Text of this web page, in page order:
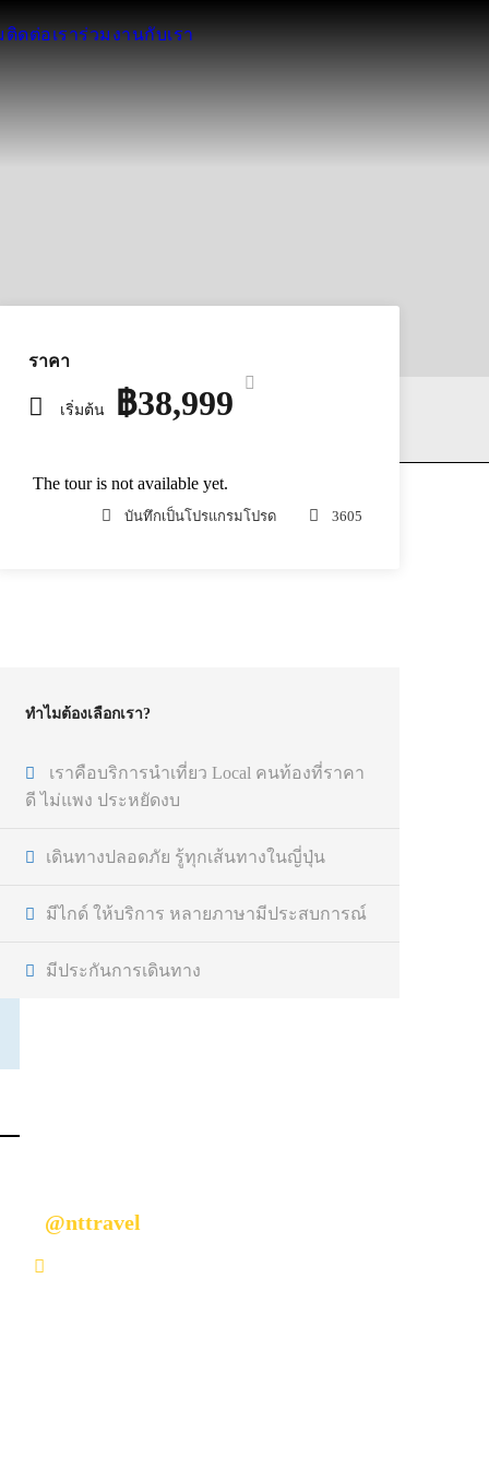
ติดต่อเราร่วมงานกับเรา
ราคา
เริ่มต้น ฿38,999
The tour is not available yet.
บันทึกเป็นโปรแกรมโปรด 3605
ทำไมต้องเลือกเรา?
เราคือบริการนำเที่ยว Local คนท้องที่ราคา
ดี ไม่แพง ประหยัดงบ
เดินทางปลอดภัย รู้ทุกเส้นทางในญี่ปุ่น
มีไกด์ ให้บริการ หลายภาษามีประสบการณ์
มีประกันการเดินทาง
@nttravel